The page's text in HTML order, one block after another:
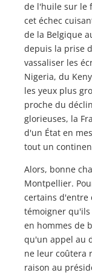
de l'huile sur le
cet échec
de la Belgique
depuis la prise
vassaliser les
Nigeria, du
les yeux plus
proche du
glorieuses, la
d'un État en
tout un
Alors, bonne
Montpellier.
certains d'entre
témoigner
en hommes de
qu'un appel au
ne leur coûtera
raison au